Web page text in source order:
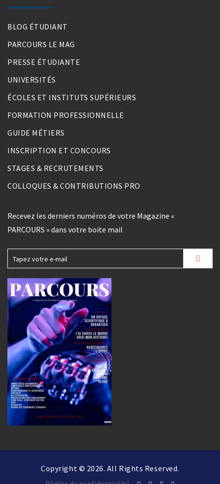
BLOG ÉTUDIANT
PARCOURS LE MAG
PRESSE ÉTUDIANTE
UNIVERSITÉS
ÉCOLES ET INSTITUTS SUPÉRIEURS
FORMATION PROFESSIONNELLE
GUIDE MÉTIERS
INSCRIPTION ET CONCOURS
STAGES & RECRUTEMENTS
COLLOQUES & CONTRIBUTIONS PRO
Recevez les derniers numéros de votre Magazine «
PARCOURS » dans votre boite mail
Copyright © 2026. All Rights Reserved.